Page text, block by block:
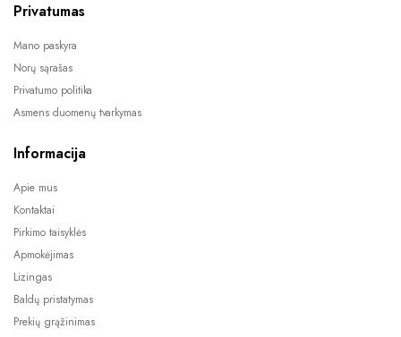
Privatumas
Mano paskyra
Norų sąrašas
Privatumo politika
Asmens duomenų tvarkymas
Informacija
Apie mus
Kontaktai
Pirkimo taisyklės
Apmokėjimas
Lizingas
Baldų pristatymas
Prekių grąžinimas